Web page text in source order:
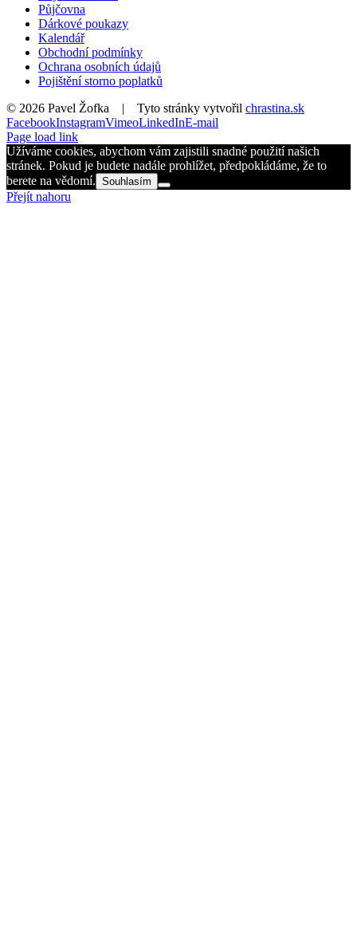
Půjčovna
Dárkové poukazy
Kalendář
Obchodní podmínky
Ochrana osobních údajů
Pojištění storno poplatků
© 2026 Pavel Žofka | Tyto stránky vytvořil chrastina.sk
FacebookInstagramVimeoLinkedInE-mail
Page load link
Užíváme cookies, abychom vám zajistili snadné použití našich
stránek. Pokud je budete nadále prohlížet, předpokládáme, že to
berete na vědomí. Souhlasím
Přejít nahoru